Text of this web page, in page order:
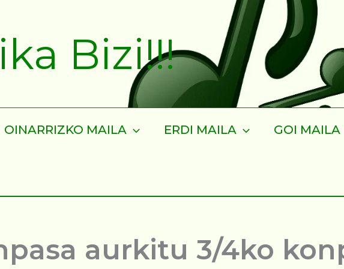
Bizi!!!
OINARRIZKO MAILA ERDI MAILA GOI MAILA
aurkitu 3/4ko